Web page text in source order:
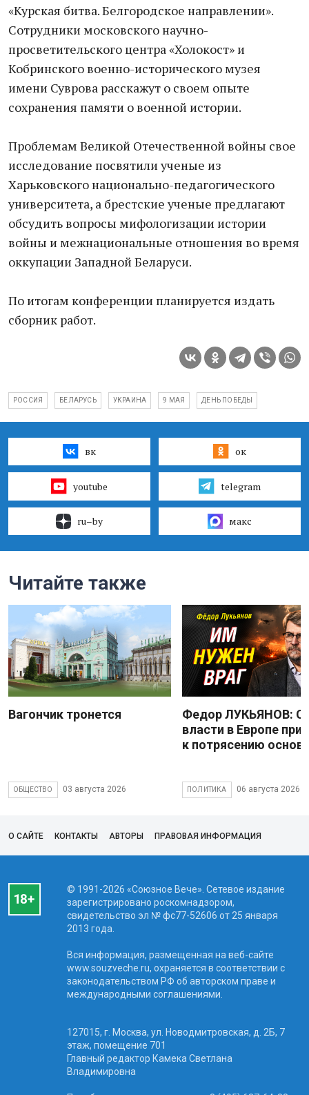
«Курская битва. Белгородское направлении».
Сотрудники московского научно-
просветительского центра «Холокост» и
Кобринского военно-исторического музея
имени Суврова расскажут о своем опыте
сохранения памяти о военной истории.
Проблемам Великой Отечественной войны свое
исследование посвятили ученые из
Харьковского национально-педагогического
университета, а брестские ученые предлагают
обсудить вопросы мифологизации истории
войны и межнациональные отношения во время
оккупации Западной Беларуси.
По итогам конференции планируется издать
сборник работ.
РОССИЯ БЕЛАРУСЬ УКРАИНА 9 МАЯ ДЕНЬ ПОБЕДЫ
вк ок
youtube telegram
ru–by макс
Читайте также
Вагончик тронется
ОБЩЕСТВО 03 августа 2026
Федор ЛУКЬЯНОВ:
власти в Европе
к потрясению основ
ПОЛИТИКА 06 августа 2026
О САЙТЕ КОНТАКТЫ АВТОРЫ ПРАВОВАЯ ИНФОРМАЦИЯ
© 1991-2026 «Союзное Вече». Сетевое издание
зарегистрировано роскомнадзором,
свидетельство эл № фc77-52606 от 25 января
2013 года.
Вся информация, размещенная на веб-сайте
www.souzveche.ru, охраняется в соответствии с
законодательством РФ об авторском праве и
международными соглашениями.
127015, г. Москва, ул. Новодмитровская, д. 2Б, 7
этаж, помещение 701
Главный редактор Камека Светлана
Владимировна